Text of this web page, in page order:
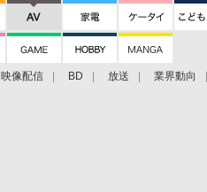
映像配信 BD 放送 業界動向